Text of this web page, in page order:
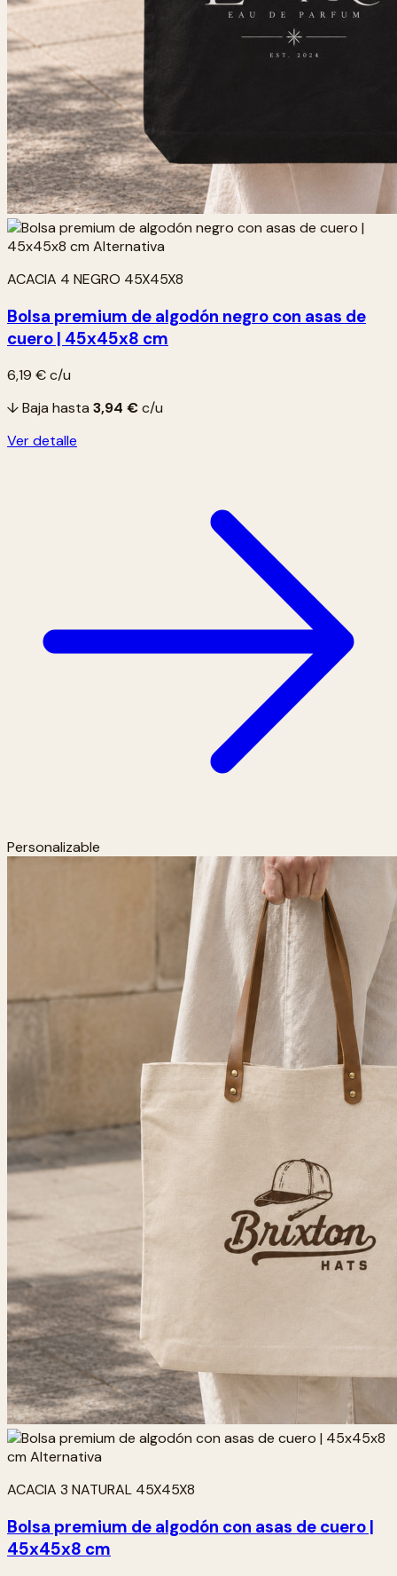
ACACIA 4 NEGRO 45X45X8
Bolsa premium de algodón negro con asas de
cuero | 45x45x8 cm
6,19 €c/u
↓ Baja hasta 3,94 €c/u
Ver detalle
Personalizable
ACACIA 3 NATURAL 45X45X8
Bolsa premium de algodón con asas de cuero |
45x45x8 cm